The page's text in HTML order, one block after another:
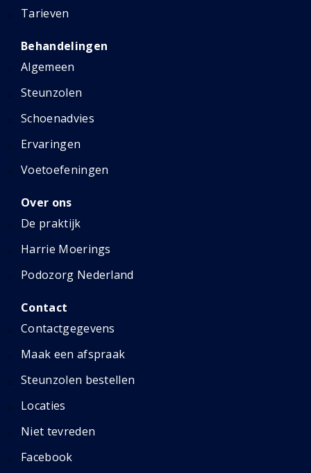
Tarieven
Behandelingen
Algemeen
Steunzolen
Schoenadvies
Ervaringen
Voetoefeningen
Over ons
De praktijk
Harrie Moerings
Podozorg Nederland
Contact
Contactgegevens
Maak een afspraak
Steunzolen bestellen
Locaties
Niet tevreden
Facebook